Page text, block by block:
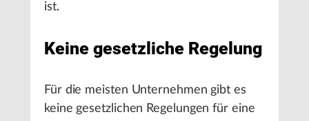
ist.
Keine gesetzliche Regelung
Für die meisten Unternehmen gibt es
keine gesetzlichen Regelungen für eine